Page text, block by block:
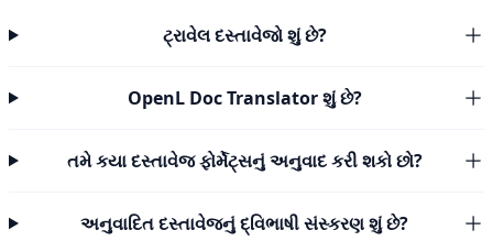
ટ્રાવેલ દસ્તાવેજો શું છે?
OpenL Doc Translator શું છે?
તમે કયા દસ્તાવેજ ફોર્મેટ્સનું અનુવાદ કરી શકો છો?
અનુવાદિત દસ્તાવેજનું દ્વિભાષી સંસ્કરણ શું છે?